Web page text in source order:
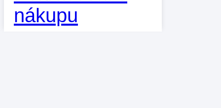
nákupu